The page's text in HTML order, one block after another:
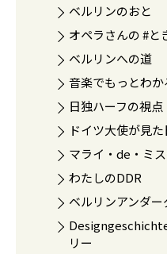
ベルリンのおと
オペラさんの #と
ベルリンへの道
音楽でもっとわ
日独ハーフの視点
ドイツ大使が見
マライ・de・ミ
わたしのDDR
ベルリンアンダー
リー